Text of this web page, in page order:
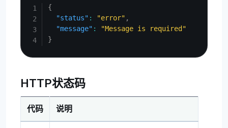
{
"status" : "error" ,
"message" :
"Message is required"
}
HTTP状态码
代码 说明